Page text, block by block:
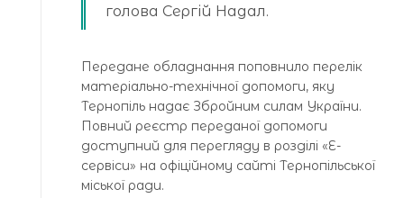
голова Сергій Надал.
Передане обладнання поповнило перелік
матеріально-технічної допомоги, яку
Тернопіль надає Збройним силам України.
Повний реєстр переданої допомоги
доступний для перегляду в розділі «Е-
сервіси» на офіційному сайті Тернопільської
міської ради.